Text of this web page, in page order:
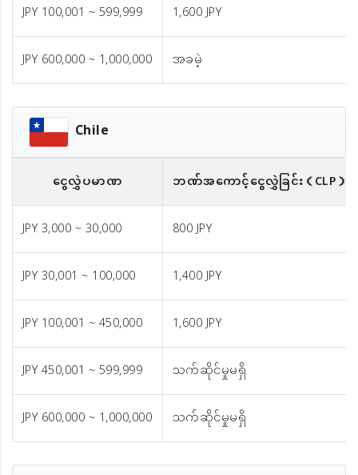
JPY 100,001 ~ 599,999
1,600 JPY
JPY 600,000 ~ 1,000,000
အခမဲ့
Chile
ငွေလွှဲပမာဏ ဘဏ်အကောင့်ငွေလွှဲခြင်း（CLP）
JPY 3,000 ~ 30,000
800 JPY
JPY 30,001 ~ 100,000
1,400 JPY
JPY 100,001 ~ 450,000
1,600 JPY
JPY 450,001 ~ 599,999
သက်ဆိုင်မှုမရှိ
JPY 600,000 ~ 1,000,000
သက်ဆိုင်မှုမရှိ